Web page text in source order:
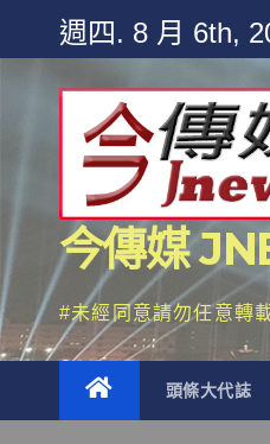
content
週四. 8 月 6th,
今傳媒
#未經同意請勿任意轉
頭條大代誌